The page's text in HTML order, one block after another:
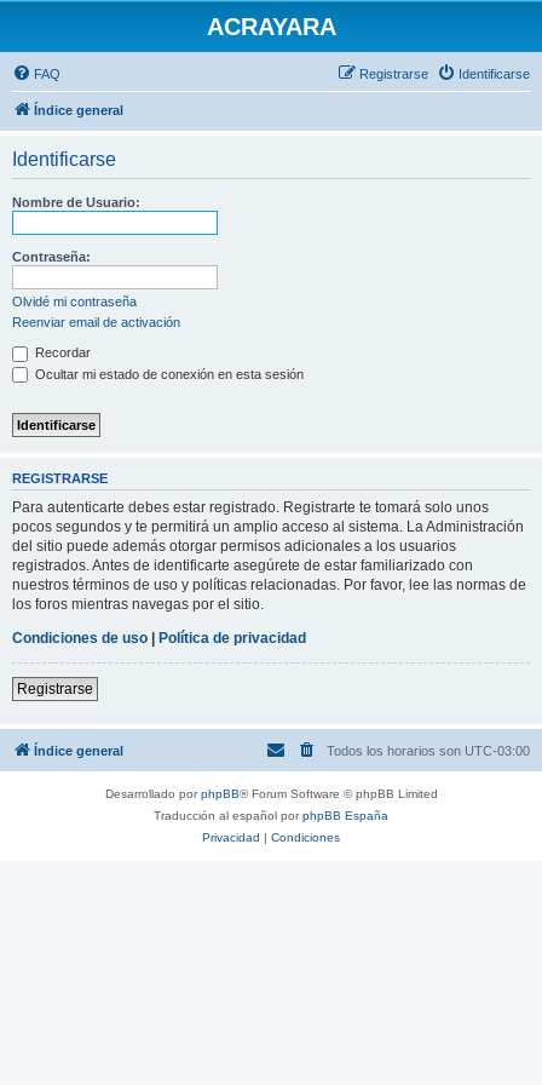
ACRAYARA
FAQ Identificarse
Registrarse
Índice general
Identificarse
Nombre de Usuario:
Contraseña:
Olvidé mi contraseña
Reenviar email de activación
Recordar
Ocultar mi estado de conexión en esta sesión
REGISTRARSE
Para autenticarte debes estar registrado. Registrarte te tomará solo unos
pocos segundos y te permitirá un amplio acceso al sistema. La Administración
del sitio puede además otorgar permisos adicionales a los usuarios
registrados. Antes de identificarte asegúrete de estar familiarizado con
nuestros términos de uso y políticas relacionadas. Por favor, lee las normas de
los foros mientras navegas por el sitio.
Condiciones de uso | Política de privacidad
Registrarse
Índice general Todos los horarios son UTC-03:00
Desarrollado porphpBB® Forum Software © phpBB Limited
Traducción al español porphpBB España
Privacidad | Condiciones